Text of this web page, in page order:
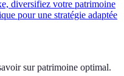
diversifiez votre patrimoine
pour une stratégie adaptée
sur patrimoine optimal.